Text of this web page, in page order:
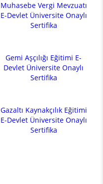
Muhasebe Vergi Mevzuatı
E-Devlet Üniversite Onaylı
Sertifika
Gemi Aşçılığı Eğitimi E-
Devlet Üniversite Onaylı
Sertifika
Gazaltı Kaynakçılık Eğitimi
E-Devlet Üniversite Onaylı
Sertifika